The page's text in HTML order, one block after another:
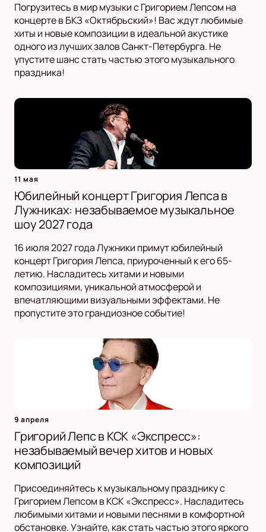
Погрузитесь в мир музыки с Григорием Лепсом на
концерте в БКЗ «Октябрьский»! Вас ждут любимые
хиты и новые композиции в идеальной акустике
одного из лучших залов Санкт-Петербурга. Не
упустите шанс стать частью этого музыкального
праздника!
11 мая
Юбилейный концерт Григория Лепса в
Лужниках: незабываемое музыкальное
шоу 2027 года
16 июля 2027 года Лужники примут юбилейный
концерт Григория Лепса, приуроченный к его 65-
летию. Насладитесь хитами и новыми
композициями, уникальной атмосферой и
впечатляющими визуальными эффектами. Не
пропустите это грандиозное событие!
9 апреля
Григорий Лепс в КСК «Экспресс»:
незабываемый вечер хитов и новых
композиций
Присоединяйтесь к музыкальному празднику с
Григорием Лепсом в КСК «Экспресс». Насладитесь
любимыми хитами и новыми песнями в комфортной
обстановке. Узнайте, как стать частью этого яркого